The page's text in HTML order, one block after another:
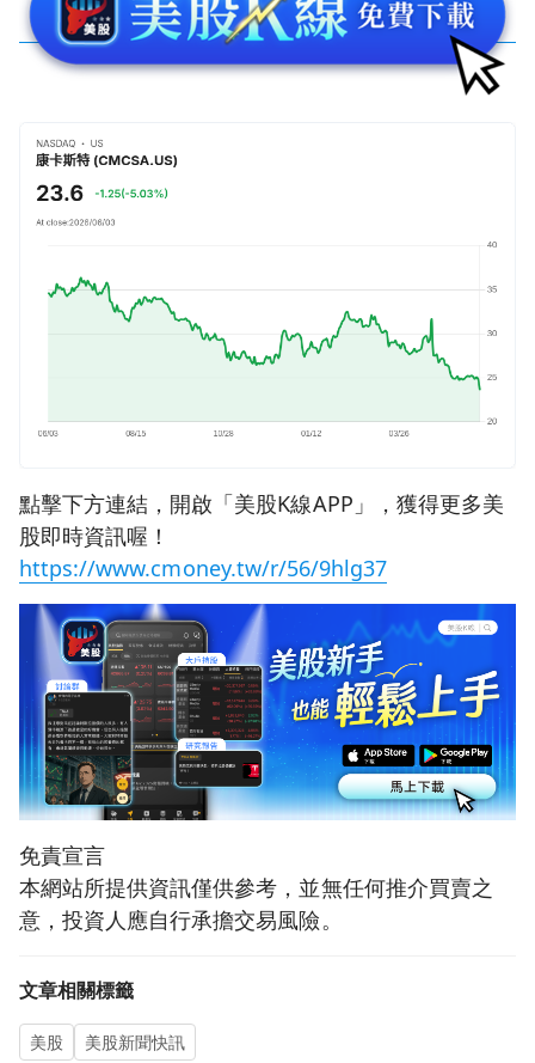
點擊下方連結，開啟「美股K線APP」，獲得更多美
股即時資訊喔！
https://www.cmoney.tw/r/56/9hlg37
免責宣言
本網站所提供資訊僅供參考，並無任何推介買賣之
意，投資人應自行承擔交易風險。
文章相關標籤
美股 美股新聞快訊